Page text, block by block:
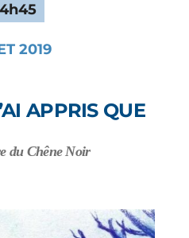
2019
APPRIS QUE
du Chêne Noir